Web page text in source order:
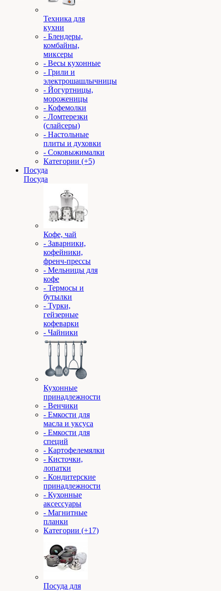
Техника для
кухни
- Блендеры,
комбайны,
миксеры
- Весы кухонные
- Грили и
электрошашлычницы
- Йогуртницы,
мороженицы
- Кофемолки
- Ломтерезки
(слайсеры)
- Настольные
плиты и духовки
- Соковыжималки
Категории (+5)
Посуда
Посуда
Кофе, чай
- Заварники,
кофейники,
френч-прессы
- Мельницы для
кофе
- Термосы и
бутылки
- Турки,
гейзерные
кофеварки
- Чайники
Кухонные
принадлежности
- Венчики
- Емкости для
масла и уксуса
- Емкости для
специй
- Картофелемялки
- Кисточки,
лопатки
- Кондитерские
принадлежности
- Кухонные
аксессуары
- Магнитные
планки
Категории (+17)
Посуда для